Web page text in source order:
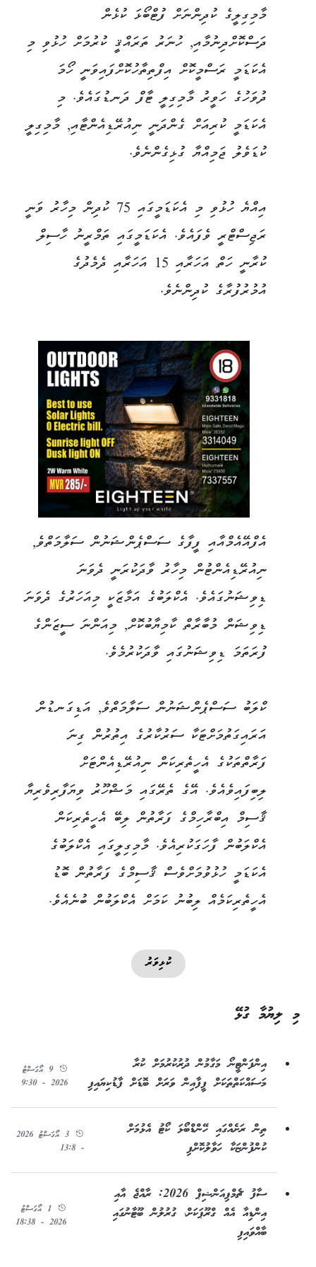
މާމިގިލީގެ ކުދިންނަށް ފުޓްބޯޅަ ކުޅެން
ދަސްކޮށްދިނުމާއި, ހުނަރު ތަރައްޤީ ކުރުމަށް ހުޅުވި މި
އެކަޑަމީ ރަސްމީކޮށް އިފްތިތާހުކޮށްފައިވަނީ ހޯމަ
ދުވަހުގެ ހަވީރު މާމިގިލީ ޓާފް ދަނޑުގައެވެ. މި
އެކަޑަމީ ކުރިއަށް ގެންދަނީ ނިއުރޭޑިއެންޓާއި, މާމިގިލީ
ކުޑަވެލު ޖަމިއްޔާ ގުޅިގެންނެވެ.
އިއްޔެ ހުޅުވި މި އެކަޑަމީގައި 75 ކުދިން މިހާރު ވަނީ
ރަޖިސްޓްރީ ވެފައެވެ. އެކަޑަމީގައި ތަމްރީނު ހާސިލް
ކުރާނީ ހަތް އަހަރާއި 15 އަހަރާއި ދެމެދުގެ
އުމުރުފުރާގެ ކުދިންނެވެ.
އެފްއޭއެމްއާއި ފީފާގެ ސަސްޕެންޝަނުން ސަލާމަތްވެ,
ނިއުރޭޑިއެންޓުން މިހާރު ވާދަކުރަނީ ދެވަނަ
ޑިވިޝަނުގައެވެ. އެކްލަބުގެ އަމާޒަކީ މިއަހަރުގެ ދެވަނަ
ޑިވިޝަން މުބާރާތް ކާމިޔާބުކޮށް, މިއަންނަ ސީޒަންގެ
ފުރަތަމަ ޑިވިޝަނުގައި ވާދަކުރުމެވެ.
ކްލަބު ސަސްޕެންޝަނުން ސަލާމަތްވެ, އަޑިގަނޑުން
އަރައިގަތުމަށްޓަކާ ސަރުކާރުގެ އިތުރުން ގިނަ
ފަރާތްތަކުގެ އެހީތެރިކަން ނިއުރޭޑިއެންޓަށް
ލިބިފައިވެއެވެ. އޭގެ ތެރޭގައި މަޝްހޫރު ވިޔަފާރިވެރިޔާ
ޤާސިމް އިބްރާހިމްގެ ފަރާތުން ލިބޭ އެހީތެރިކަން
އެކްލަބުން ފާހަގަކުރިއެވެ. މާމިގިލީގައި އެކްލަބުގެ
އެކަޑަމީ ހުޅުވުމަށްވެސް ޤާސިމްގެ ފަރާތުން ބޮޑު
އެހީތެރިކަމެއް ލިބުނު ކަމަށް އެކްލަބުން ބުނެއެވެ.
ކުޅިވަރު
މި ލިޔުމާ ގުޅޭ
އިންފަންޓީނޯ މަގާމުން ދުރުކުރުމަށް ކުރާ
މަސައްކަތްތަކަށް ފީފާއިން ވަރަށް ބޮޑަށް ފާޑުކިޔައިފި
9 އޯގަސްޓު
2026 - 9:30
ތިން ރަށެއްގައި ހޭންޑްބޯޅަ ކޯޓު އެޅުމަށް
ކުންފުންޏަކާ ހަވާލުކޮށްފި
3 އޯގަސްޓު 2026
- 13:8
ސާފު ޗެމްޕިއަންޝިޕް 2026: ރާއްޖެ އާއި
އިންޑިއާ އެއް ގްރޫޕަކަށް، ގުރުލުން ބޫޓާނުގައި
ބާއްވައިފި
1 އޯގަސްޓު
2026 - 18:38